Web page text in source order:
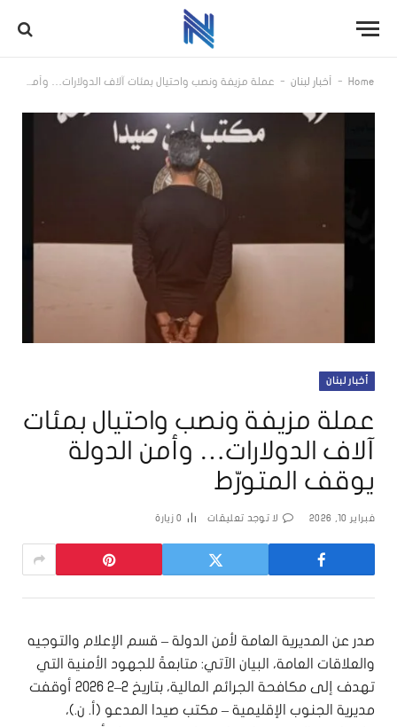
Home
- أخبار لبنان - عملة مزيفة ونصب واحتيال بمئات آلاف الدولارات… وأمن الدولة يوقف المتورّط
أخبار لبنان
عملة مزيفة ونصب واحتيال بمئات
آلاف الدولارات… وأمن الدولة
يوقف المتورّط
فبراير 10, 2026 لا توجد تعليقات 0 زيارة
صدر عن المديرية العامة لأمن الدولة – قسم الإعلام والتوجيه
والعلاقات العامة، البيان الآتي: متابعةً للجهود الأمنية التي
تهدف إلى مكافحة الجرائم المالية، بتاريخ ٢–٢ ٢٠٢٦ أوقفت
مديرية الجنوب الإقليمية – مكتب صيدا المدعو (أ. ن.)،